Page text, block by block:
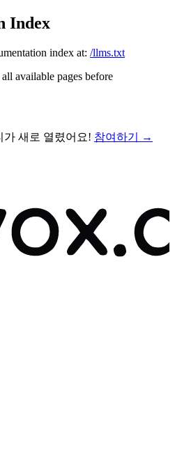
Index
index at: /llms.txt
available pages before
가 새로 열렸어요! 참여하기 →